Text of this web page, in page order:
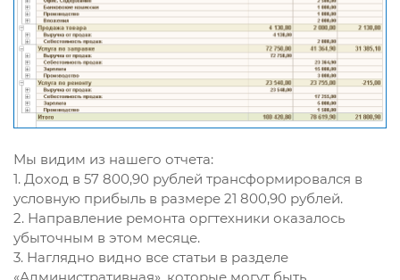
Мы видим из нашего отчета:
1. Доход в 57 800,90 рублей трансформировался в
условную прибыль в размере 21 800,90 рублей.
2. Направление ремонта оргтехники оказалось
убыточным в этом месяце.
3. Наглядно видно все статьи в разделе
«Административная», которые могут быть